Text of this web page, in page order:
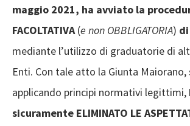
maggio 2021, ha avviato la
FACOLTATIVA(e non OBBLIGATORIA)
mediante l’utilizzo di graduatorie di
Enti. Con tale atto la Giunta Maiorano,
applicando principi normativi legittimi,
sicuramente ELIMINATO LE